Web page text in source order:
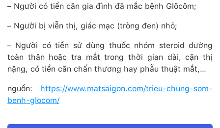
– Người có tiền căn gia đình đã mắc bệnh Glôcôm;
– Người bị viễn thị, giác mạc (tròng đen) nhỏ;
– Người có tiền sử dùng thuốc nhóm steroid đường
toàn thân hoặc tra mắt trong thời gian dài, cận thị
nặng, có tiền căn chấn thương hay phẫu thuật mắt,…
nguồn: https://www.matsaigon.com/trieu-chung-som-
benh-glocom/